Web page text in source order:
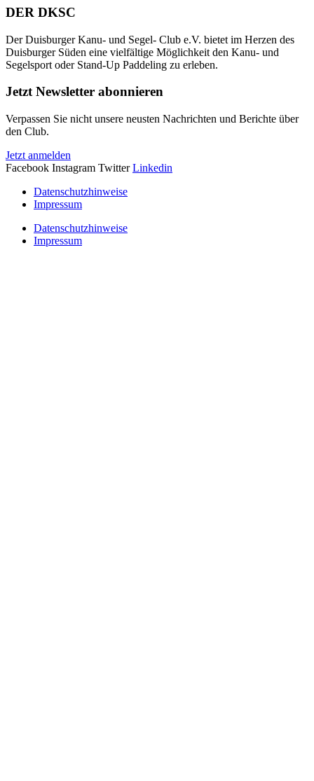
DER DKSC
Der Duisburger Kanu- und Segel- Club e.V. bietet im Herzen des
Duisburger Süden eine vielfältige Möglichkeit den Kanu- und
Segelsport oder Stand-Up Paddeling zu erleben.
Jetzt Newsletter abonnieren
Verpassen Sie nicht unsere neusten Nachrichten und Berichte über
den Club.
Jetzt anmelden
Facebook Instagram Twitter Linkedin
Datenschutzhinweise
Impressum
Datenschutzhinweise
Impressum